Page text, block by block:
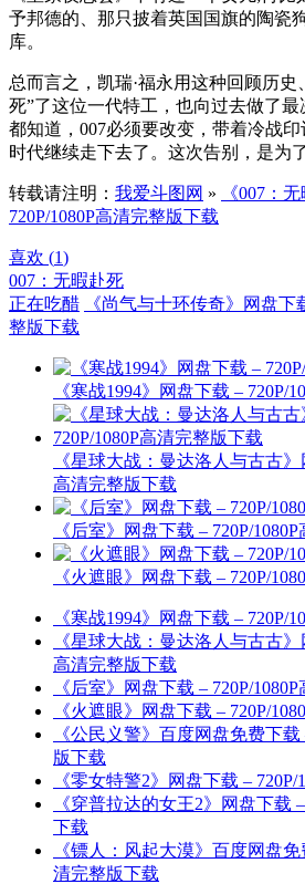
予邦德的、那只披着英国国旗的陶瓷
库。
总而言之，凯瑞·福永用这种回顾历
死”了这位一代特工，也向过去做了
都知道，007必须要改变，带着冷战
时代继续走下去了。这次告别，是为
转载请注明： 我爱斗图网 »
《007：
720P/1080P高清完整版下载
喜欢 (1)
007：无暇赴死
正在吃醋
《尚气与十环传奇》网盘下
整版下载
《寒战1994》网盘下载 – 720P/
《星球大战：曼达洛人与古古》
高清完整版下载
《后室》网盘下载 – 720P/
《火遮眼》网盘下载 – 720P/
《寒战1994》网盘下载 – 720P/
《星球大战：曼达洛人与古古》
高清完整版下载
《后室》网盘下载 – 720P/
《火遮眼》网盘下载 – 720P/
《公民义警》百度网盘免费下载
版下载
《零女特警2》网盘下载 –
《穿普拉达的女王2》网盘下载
下载
《镖人：风起大漠》百度网盘免
清完整版下载